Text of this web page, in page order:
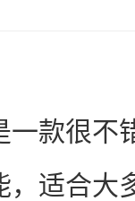
款很不
，适合大